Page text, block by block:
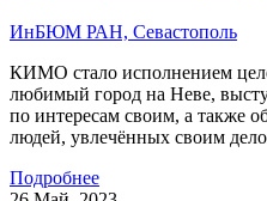
ИнБЮМ РАН, Севастополь
КИМО стало исполнением
любимый город на Неве,
по интересам своим, а также
людей, увлечённых своим
Подробнее